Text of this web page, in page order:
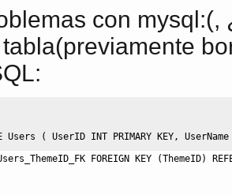
con
Users ( UserID INT PRIMARY KEY ,
FOREIGN KEY (ThemeID)